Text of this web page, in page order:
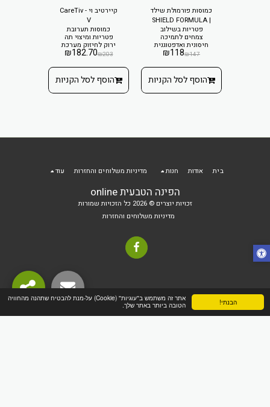
הבנתי!
אתר זה משתמש ב"עוגיות" (Cookie) על-מנת להבטיח שתהנה מהחוויה
הטובה ביותר באתר שלך.
כמוסות פורמולת שילד
| SHIELD FORMULA
פטריות בשילוב
צמחים לתמיכה
חיסונית ואדפטוגנית
₪147
₪118
הוסף לסל הקניות
קיירטיב וי - CareTiv
V
כמוסות תערובת
פטריות ומיצוי תה
ירוק לחיזוק מערכת
החיסון₪203
₪182.70
הוסף לסל הקניות
הפינה הטבעית online
זכויות יוצרים © 2026 כל הזכויות שמורות
מדיניות משלוחים והחזרות
בית אודות חנות מדיניות משלוחים והחזרות עוד